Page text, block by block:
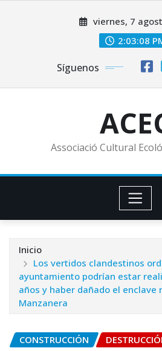
viernes, 7
2:03:09
Síguenos
Associació Cultural
Inicio
Los vertidos clandestinos
ayuntamiento podrían estar
años y haber dañado el enclave
Manzanera
CONSTRUCCIÓN